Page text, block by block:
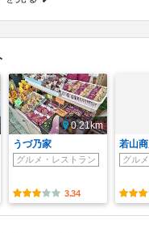
0.21km
うづ乃家
グルメ・レストラン
3.34
若山
グル